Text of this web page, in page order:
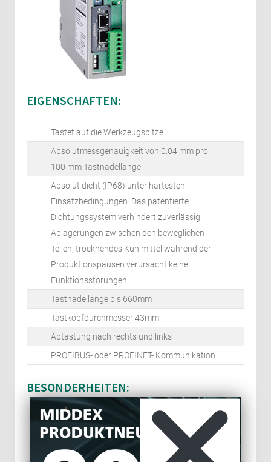
EIGENSCHAFTEN:
Tastet auf die Werkzeugspitze
Absolutmessgenauigkeit von 0.04 mm pro
100 mm Tastnadellänge
Absolut dicht (IP68) unter härtesten
Einsatzbedingungen. Das patentierte
Dichtungssystem verhindert zuverlässig
Ablagerungen zwischen den beweglichen
Teilen, trocknendes Kühlmittel während der
Produktionspausen verursacht keine
Funktionsstörungen.
Tastnadellänge bis 660mm
Tastkopfdurchmesser 43mm
Abtastung nach rechts und links
PROFIBUS- oder PROFINET- Kommunikation
BESONDERHEITEN:
Sie behalten die Kontrolle: Das
Absolutmessergebnis wird zurückgeliefert
und Sie bewerten das Ergebnis.